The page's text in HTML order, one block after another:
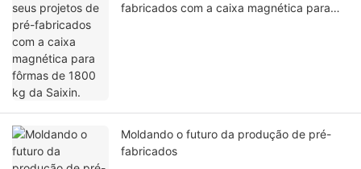
fabricados com a caixa magnética para
Moldando o futuro da produção de pré-
fabricados